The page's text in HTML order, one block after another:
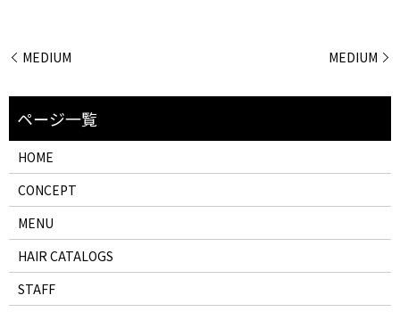
MEDIUM MEDIUM
HOME
CONCEPT
MENU
HAIR CATALOGS
STAFF